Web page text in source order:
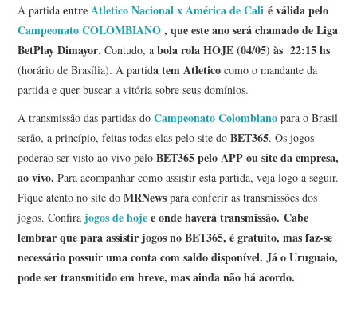
A partidaentreAtletico Nacional x América de Cali é válida pelo
Campeonato COLOMBIANO, que este ano será chamado de Liga
BetPlay Dimayor. Contudo, a bola rola HOJE (04/05) às 22:15 hs
(horário de Brasília). A partida tem Atleticocomo o mandante da
partida e quer buscar a vitória sobre seus domínios.
A transmissão das partidas doCampeonato Colombianopara o Brasil
serão, a princípio, feitas todas elas pelo site doBET365. Os jogos
poderão ser visto ao vivo peloBET365pelo APP ou site da empresa,
ao vivo. Para acompanhar como assistir esta partida, veja logo a seguir.
Fique atento no site doMRNews para conferir as transmissões dos
jogos. Confira jogos de hojee onde haverá transmissão. Cabe
lembrar que para assistir jogos no BET365, é gratuito, mas faz-se
necessário possuir uma conta com saldo disponível. Já o Uruguaio,
pode ser transmitido em breve, mas ainda não há acordo.